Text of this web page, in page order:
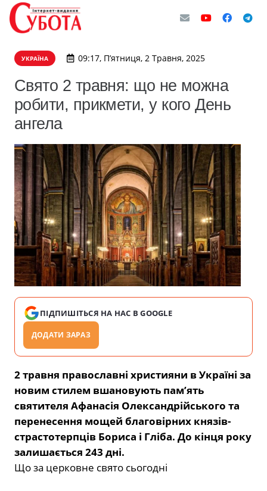
УКРАЇНА 09:17, П’ятниця, 2 Травня, 2025
Свято 2 травня: що не можна
робити, прикмети, у кого День
ангела
ПІДПИШІТЬСЯ НА НАС В GOOGLE
ДОДАТИ ЗАРАЗ
2 травня православні християни в Україні за
новим стилем вшановують пам’ять
святителя Афанасія Олександрійського та
перенесення мощей благовірних князів-
страстотерпців Бориса і Гліба. До кінця року
залишається 243 дні.
Що за церковне свято сьогодні